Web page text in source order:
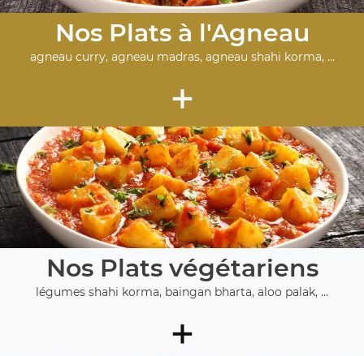
Nos Plats à l'Agneau
agneau curry, agneau madras, agneau shahi korma, ...
+
Nos Plats végétariens
légumes shahi korma, baingan bharta, aloo palak, ...
+